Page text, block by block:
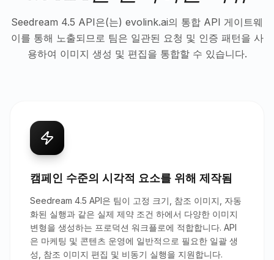
Seedream 4.5 API은(는) evolink.ai의 통합 API 게이트웨
이를 통해 노출되므로 팀은 일관된 요청 및 인증 패턴을 사
용하여 이미지 생성 및 편집을 통합할 수 있습니다.
캠페인 수준의 시각적 요소를 위해 제작됨
Seedream 4.5 API은 팀이 고정 크기, 참조 이미지, 자동
화된 실행과 같은 실제 제약 조건 하에서 다양한 이미지
변형을 생성하는 프로덕션 워크플로에 적합합니다. API
은 마케팅 및 콘텐츠 운영에 일반적으로 필요한 일괄 생
성, 참조 이미지 편집 및 비동기 실행을 지원합니다.